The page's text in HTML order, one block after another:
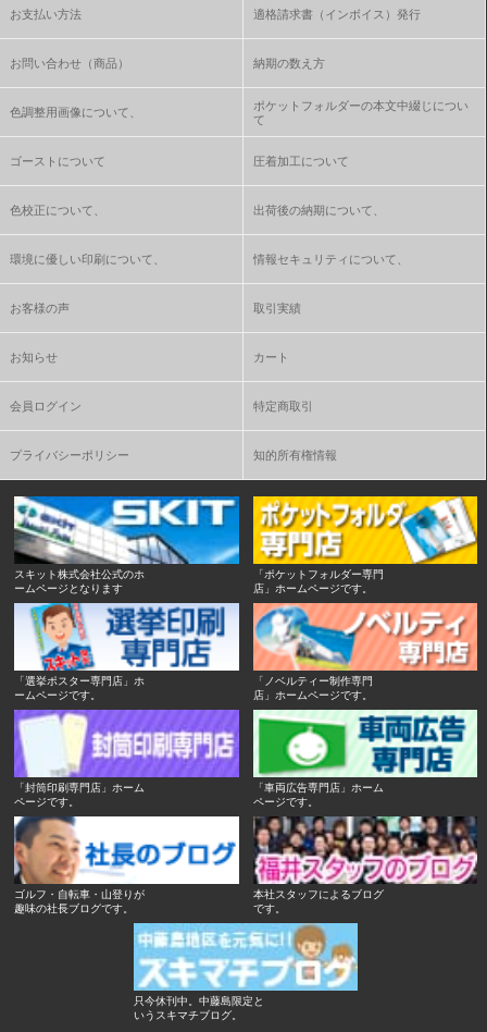
お支払い方法 適格請求書（インボイス）発行
お問い合わせ（商品） 納期の数え方
色調整用画像について、
ポケットフォルダーの本文中綴じについ
て
ゴーストについて 圧着加工について
色校正について、 出荷後の納期について、
環境に優しい印刷について、 情報セキュリティについて、
お客様の声 取引実績
お知らせ カート
会員ログイン 特定商取引
プライバシーポリシー 知的所有権情報
スキット株式会社公式のホ
ームページとなります
「ポケットフォルダー専門
店」ホームページです。
「選挙ポスター専門店」ホ
ームページです。
「ノベルティー制作専門
店」ホームページです。
「封筒印刷専門店」ホーム
ページです。
「車両広告専門店」ホーム
ページです。
ゴルフ・自転車・山登りが
趣味の社長ブログです。
本社スタッフによるブログ
です。
只今休刊中。中藤島限定と
いうスキマチブログ。